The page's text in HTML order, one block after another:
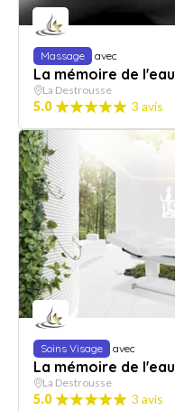
Massage avec
La mémoire de l'eau
La Destrousse
5.0 3 avis
Soins Visage avec
La mémoire de l'eau
La Destrousse
5.0 3 avis